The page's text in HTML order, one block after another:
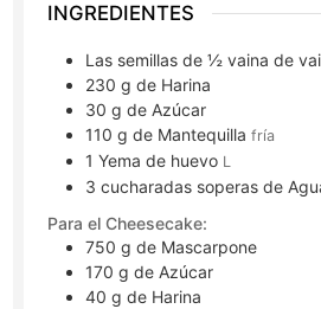
INGREDIENTES
Las semillas de ½ vaina de
230 g de Harina
30 g de Azúcar
110 g de Mantequillafría
1 Yema de huevo L
3 cucharadas soperasde
Para el Cheesecake:
750 g de Mascarpone
170 g de Azúcar
40 g de Harina